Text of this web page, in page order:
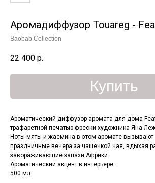
Аромадиффузор Touareg -
Baobab Collection
22 400 р.
Купить
Ароматический диффузор аромата для дома
трафаретной печатью фрески художника Яна
Ноты мяты и жасмина в этом аромате вызывают
праздничные вечера за чашечкой чая, вдыхая
завораживающие запахи Африки.
Ароматический акцент в интерьере.
500 мл